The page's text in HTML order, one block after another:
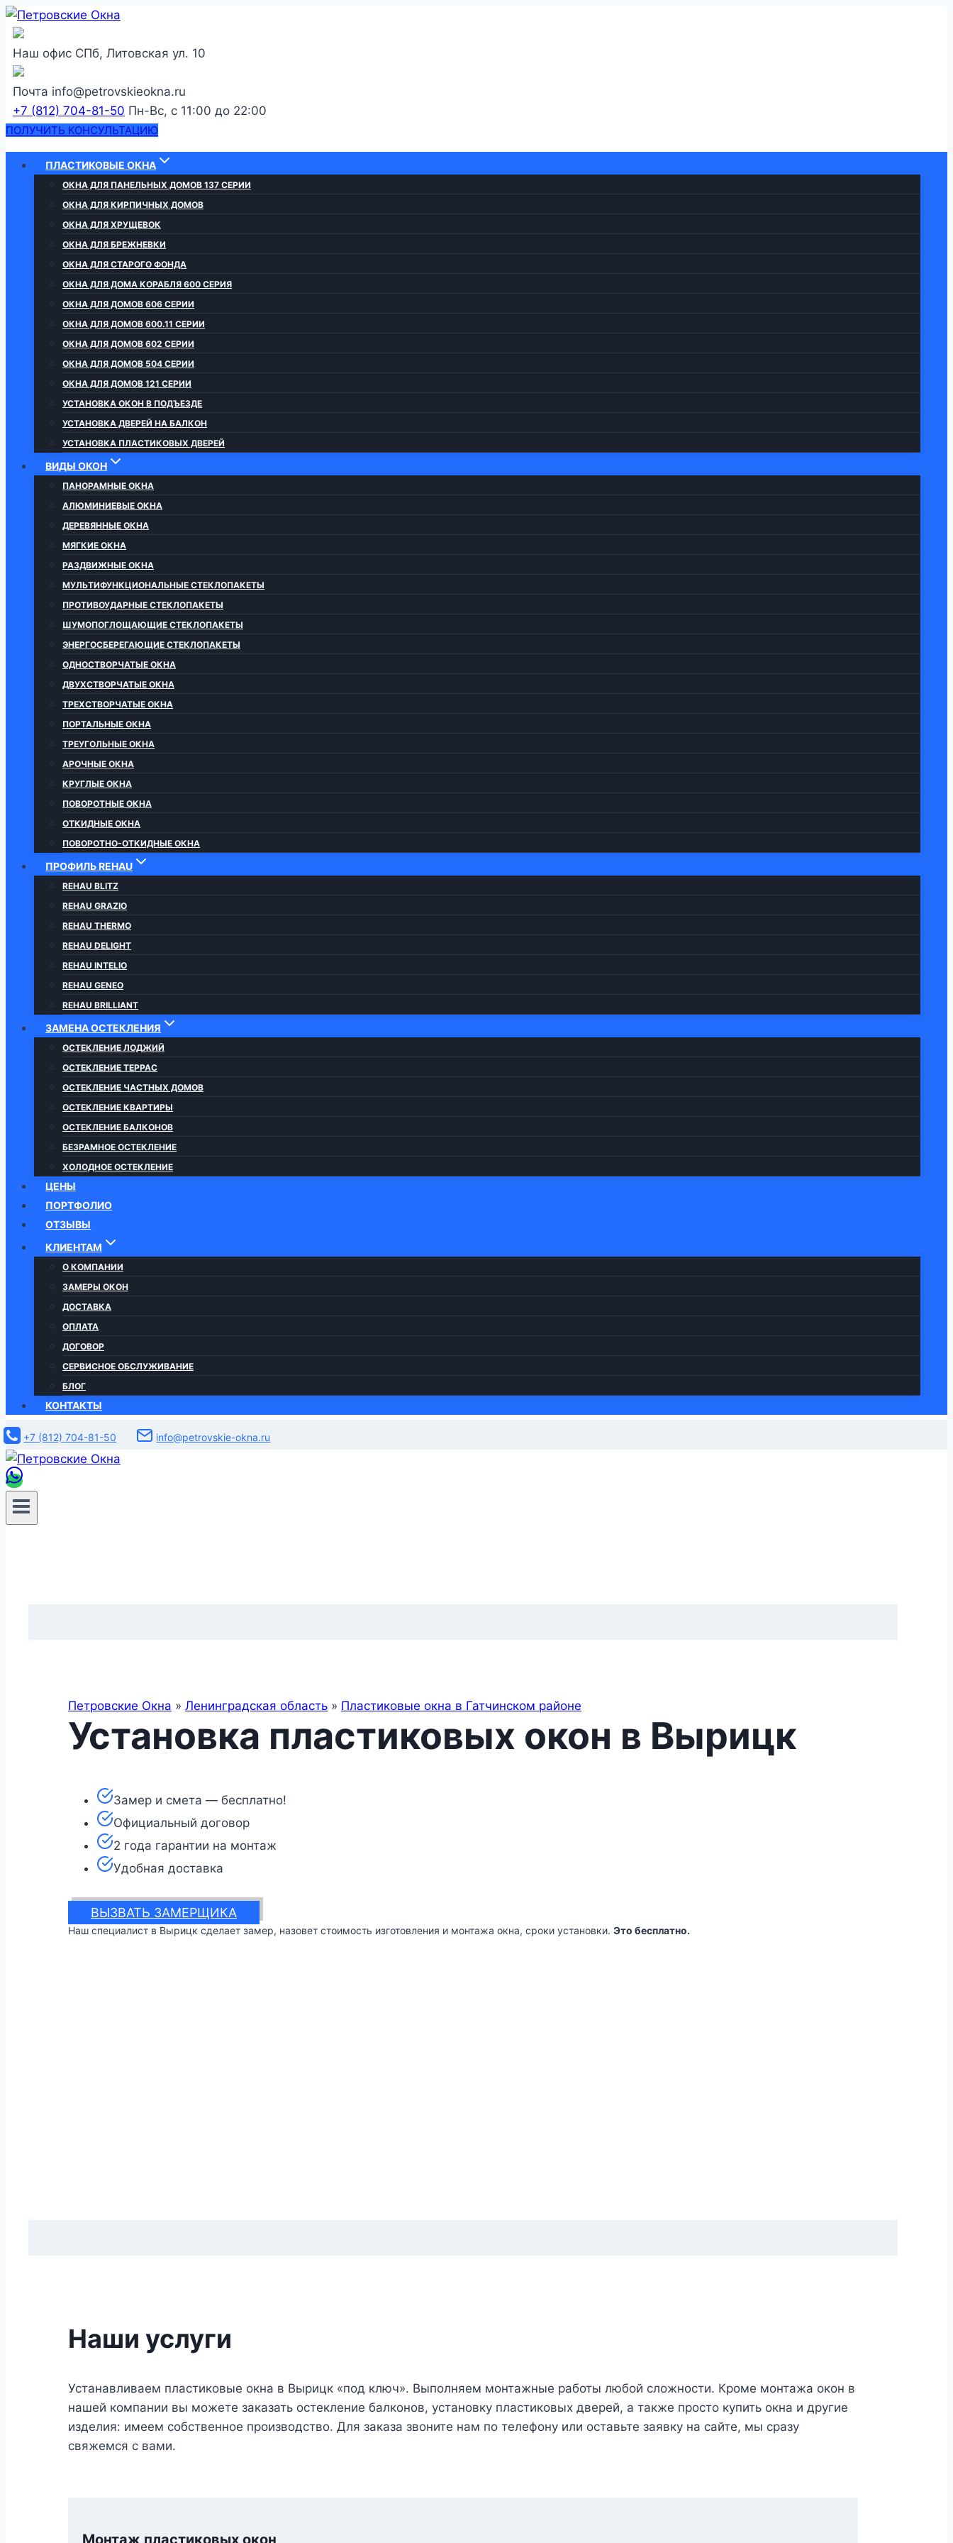
Перейти
содержанию
Наш офис СПб, Литовская ул. 10
Почта info@petrovskieokna.ru
+7 (812) 704-81-50 Пн-Вс, с 11:00 до 22:00
ПОЛУЧИТЬ КОНСУЛЬТАЦИЮ
ПЛАСТИКОВЫЕ ОКНА
ОКНА ДЛЯ ПАНЕЛЬНЫХ ДОМОВ 137 СЕРИИ
ОКНА ДЛЯ КИРПИЧНЫХ ДОМОВ
ОКНА ДЛЯ ХРУЩЕВОК
ОКНА ДЛЯ БРЕЖНЕВКИ
ОКНА ДЛЯ СТАРОГО ФОНДА
ОКНА ДЛЯ ДОМА КОРАБЛЯ 600 СЕРИЯ
ОКНА ДЛЯ ДОМОВ 606 СЕРИИ
ОКНА ДЛЯ ДОМОВ 600.11 СЕРИИ
ОКНА ДЛЯ ДОМОВ 602 СЕРИИ
ОКНА ДЛЯ ДОМОВ 504 СЕРИИ
ОКНА ДЛЯ ДОМОВ 121 СЕРИИ
УСТАНОВКА ОКОН В ПОДЪЕЗДЕ
УСТАНОВКА ДВЕРЕЙ НА БАЛКОН
УСТАНОВКА ПЛАСТИКОВЫХ ДВЕРЕЙ
ВИДЫ ОКОН
ПАНОРАМНЫЕ ОКНА
АЛЮМИНИЕВЫЕ ОКНА
ДЕРЕВЯННЫЕ ОКНА
МЯГКИЕ ОКНА
РАЗДВИЖНЫЕ ОКНА
МУЛЬТИФУНКЦИОНАЛЬНЫЕ СТЕКЛОПАКЕТЫ
ПРОТИВОУДАРНЫЕ СТЕКЛОПАКЕТЫ
ШУМОПОГЛОЩАЮЩИЕ СТЕКЛОПАКЕТЫ
ЭНЕРГОСБЕРЕГАЮЩИЕ СТЕКЛОПАКЕТЫ
ОДНОСТВОРЧАТЫЕ ОКНА
ДВУХСТВОРЧАТЫЕ ОКНА
ТРЕХСТВОРЧАТЫЕ ОКНА
ПОРТАЛЬНЫЕ ОКНА
ТРЕУГОЛЬНЫЕ ОКНА
АРОЧНЫЕ ОКНА
КРУГЛЫЕ ОКНА
ПОВОРОТНЫЕ ОКНА
ОТКИДНЫЕ ОКНА
ПОВОРОТНО-ОТКИДНЫЕ ОКНА
ПРОФИЛЬ REHAU
REHAU BLITZ
REHAU GRAZIO
REHAU THERMO
REHAU DELIGHT
REHAU INTELIO
REHAU GENEO
REHAU BRILLIANT
ЗАМЕНА ОСТЕКЛЕНИЯ
ОСТЕКЛЕНИЕ ЛОДЖИЙ
ОСТЕКЛЕНИЕ ТЕРРАС
ОСТЕКЛЕНИЕ ЧАСТНЫХ ДОМОВ
ОСТЕКЛЕНИЕ КВАРТИРЫ
ОСТЕКЛЕНИЕ БАЛКОНОВ
БЕЗРАМНОЕ ОСТЕКЛЕНИЕ
ХОЛОДНОЕ ОСТЕКЛЕНИЕ
ЦЕНЫ
ПОРТФОЛИО
ОТЗЫВЫ
КЛИЕНТАМ
О КОМПАНИИ
ЗАМЕРЫ ОКОН
ДОСТАВКА
ОПЛАТА
ДОГОВОР
СЕРВИСНОЕ ОБСЛУЖИВАНИЕ
БЛОГ
КОНТАКТЫ
+7 (812) 704-81-50 info@petrovskie-okna.ru
Петровские Окна » Ленинградская область » Пластиковые окна в Гатчинском районе
Установка пластиковых окон в Вырицк
Замер и смета — бесплатно!
Официальный договор
2 года гарантии на монтаж
Удобная доставка
ВЫЗВАТЬ ЗАМЕРЩИКА
Наш специалист в Вырицк сделает замер, назовет стоимость изготовления и монтажа окна, сроки установки. Это бесплатно.
Наши услуги
Устанавливаем пластиковые окна в Вырицк «под ключ». Выполняем монтажные работы любой сложности. Кроме монтажа окон в
нашей компании вы можете заказать остекление балконов, установку пластиковых дверей, а также просто купить окна и другие
изделия: имеем собственное производство. Для заказа звоните нам по телефону или оставьте заявку на сайте, мы сразу
свяжемся с вами.